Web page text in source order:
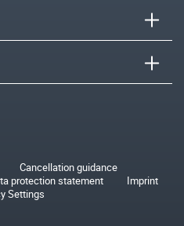
Cancellation guidance
protection statement
Imprint
Settings